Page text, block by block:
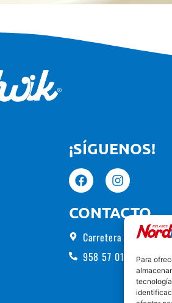
Para
¡SÍGUENOS!
CONTACTO
Carretera de
958 57 01 00